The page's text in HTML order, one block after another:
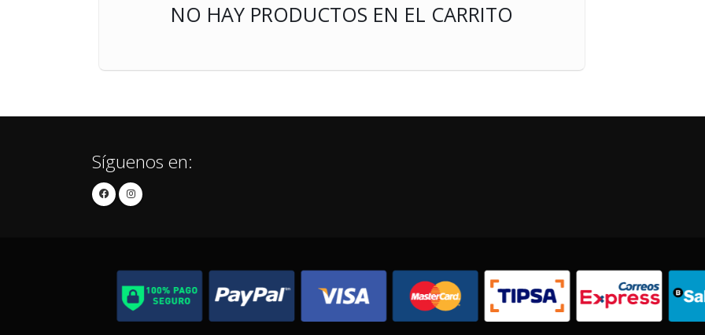
NO HAY PRODUCTOS EN EL CARRITO
Síguenos en: